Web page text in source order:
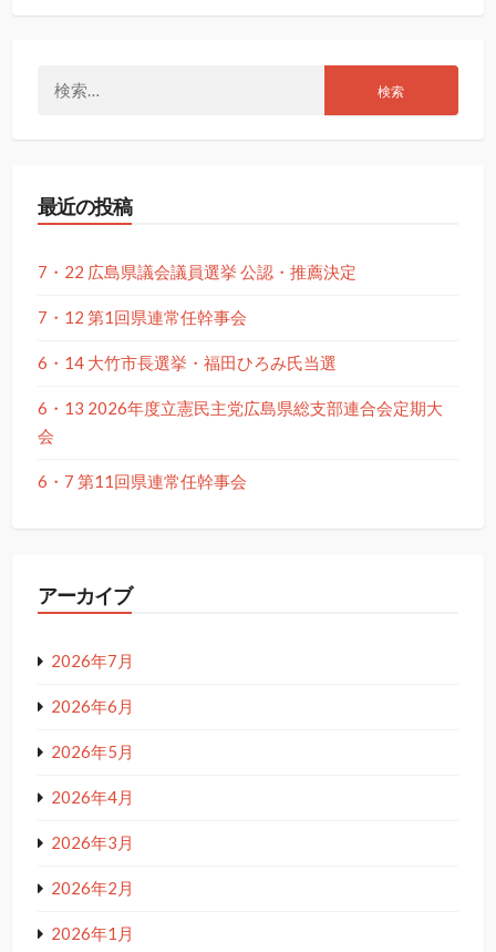
最近の投稿
7・22 広島県議会議員選挙 公認・推薦決定
7・12 第1回県連常任幹事会
6・14 大竹市長選挙・福田ひろみ氏当選
6・13 2026年度立憲民主党広島県総支部連合会定期大
会
6・7 第11回県連常任幹事会
アーカイブ
2026年7月
2026年6月
2026年5月
2026年4月
2026年3月
2026年2月
2026年1月